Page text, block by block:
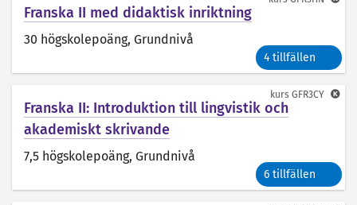
Franska II med didaktisk inriktning
30 högskolepoäng, Grundnivå
4 tillfällen
Franska II: Introduktion till lingvistik och
akademiskt skrivande
7,5 högskolepoäng, Grundnivå
6 tillfällen
kurs GFR3CY